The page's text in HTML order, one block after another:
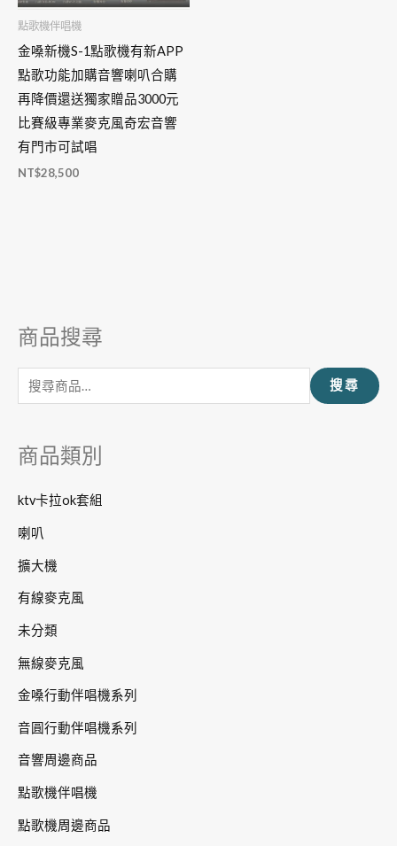
點歌機伴唱機
金嗓新機S-1點歌機有新APP
點歌功能加購音響喇叭合購
再降價還送獨家贈品3000元
比賽級專業麥克風奇宏音響
有門市可試唱
NT$28,500
商品搜尋
搜
關
:
搜尋
商品類別
ktv卡拉ok套組
喇叭
擴大機
有線麥克風
未分類
無線麥克風
金嗓行動伴唱機系列
音圓行動伴唱機系列
音響周邊商品
點歌機伴唱機
點歌機周邊商品